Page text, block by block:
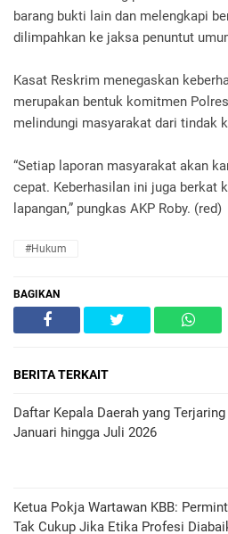
barang bukti lain dan melengkapi
dilimpahkan ke jaksa penuntut
Kasat Reskrim menegaskan
merupakan bentuk komitmen
melindungi masyarakat dari tindak
“Setiap laporan masyarakat akan
cepat. Keberhasilan ini juga berkat
lapangan,” pungkas AKP Roby. (red)
#Hukum
BAGIKAN
BERITA TERKAIT
Daftar Kepala Daerah yang Terjaring
Januari hingga Juli 2026
Ketua Pokja Wartawan KBB:
Tak Cukup Jika Etika Profesi